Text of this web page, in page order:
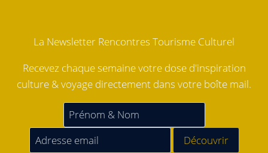
La Newsletter Rencontres Tourisme Culturel
Recevez chaque semaine votre dose d'inspiration
culture & voyage directement dans votre boîte mail.